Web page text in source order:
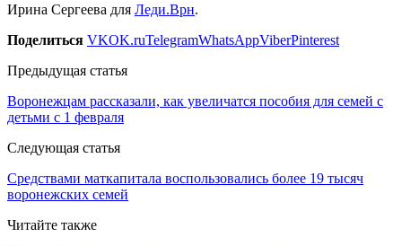
Ирина Сергеева для Леди.Врн.
Поделиться VKOK.ruTelegramWhatsAppViberPinterest
Предыдущая статья
Воронежцам рассказали, как увеличатся пособия для семей с
детьми с 1 февраля
Следующая статья
Средствами маткапитала воспользовались более 19 тысяч
воронежских семей
Читайте также